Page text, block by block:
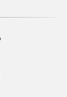
variaties.